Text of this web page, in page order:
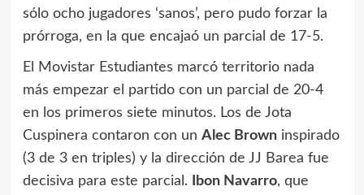
sólo ocho jugadores ‘sanos’, pero pudo forzar la
prórroga, en la que encajaó un parcial de 17-5.
El Movistar Estudiantes marcó territorio nada
más empezar el partido con un parcial de 20-4
en los primeros siete minutos. Los de Jota
Cuspinera contaron con un Alec Browninspirado
(3 de 3 en triples) y la dirección de JJ Barea fue
decisiva para este parcial.
Ibon Navarro, que